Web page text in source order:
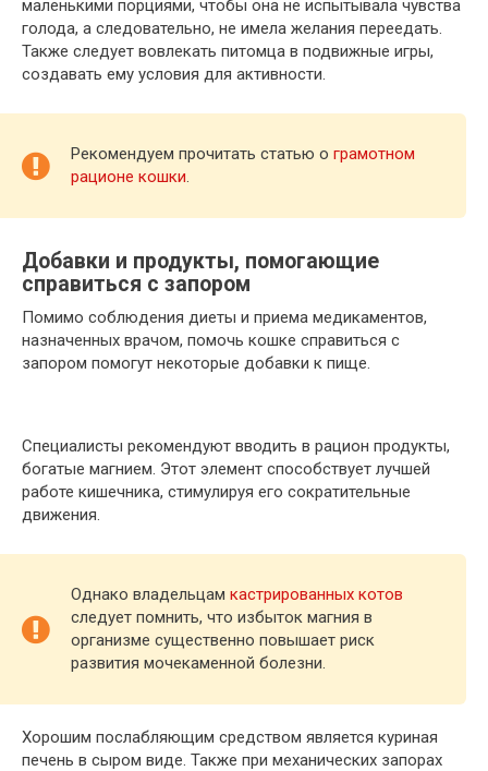
маленькими порциями, чтобы она не испытывала чувства
голода, а следовательно, не имела желания переедать.
Также следует вовлекать питомца в подвижные игры,
создавать ему условия для активности.
Рекомендуем прочитать статью о грамотном
рационе кошки.
Добавки и продукты, помогающие
справиться с запором
Помимо соблюдения диеты и приема медикаментов,
назначенных врачом, помочь кошке справиться с
запором помогут некоторые добавки к пище.
Специалисты рекомендуют вводить в рацион продукты,
богатые магнием. Этот элемент способствует лучшей
работе кишечника, стимулируя его сократительные
движения.
Однако владельцам кастрированных котов
следует помнить, что избыток магния в
организме существенно повышает риск
развития мочекаменной болезни.
Хорошим послабляющим средством является куриная
печень в сыром виде. Также при механических запорах